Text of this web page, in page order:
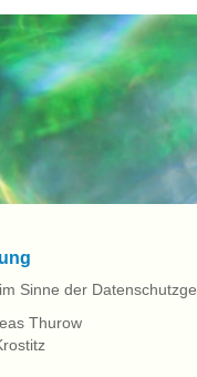
Sinne der
Thurow